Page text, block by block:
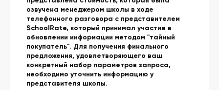
озвучена менеджером школы в ходе
телефонного разговора с представителем
SchoolRate, который принимал участие в
обновлении информации методом "тайный
покупатель". Для получения финального
предложения, удовлетворяющего ваш
конкретный набор параметров запроса,
необходимо уточнить информацию у
представителя школы.